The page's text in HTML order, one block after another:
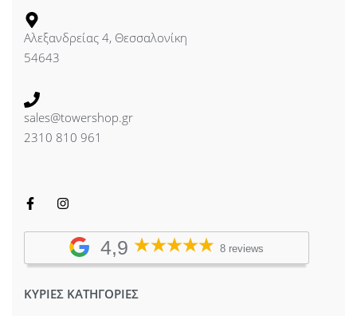
Αλεξανδρείας 4, Θεσσαλονίκη
54643
sales@towershop.gr
2310 810 961
4,9 8 reviews
ΚΥΡΙΕΣ ΚΑΤΗΓΟΡΙΕΣ